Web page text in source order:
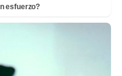
esfuerzo?